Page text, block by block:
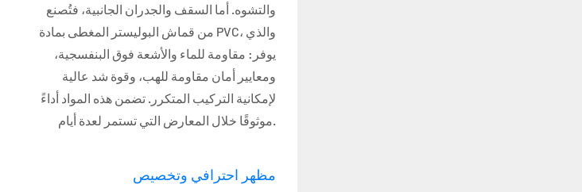
والتشوه. أما السقف والجدران الجانبية، فتُصنع
من قماش البوليستر المغطى بمادة PVC، والذي
يوفر: مقاومة للماء والأشعة فوق البنفسجية،
ومعايير أمان مقاومة للهب، وقوة شد عالية
لإمكانية التركيب المتكرر. تضمن هذه المواد أداءً
موثوقًا خلال المعارض التي تستمر لعدة أيام.
مظهر احترافي وتخصيص